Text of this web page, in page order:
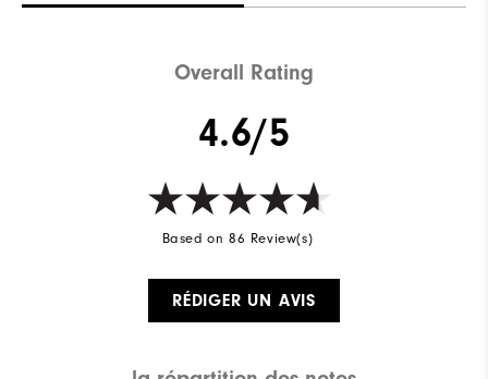
Overall Rating
4.6/5
Based on 86 Review(s)
RÉDIGER UN AVIS